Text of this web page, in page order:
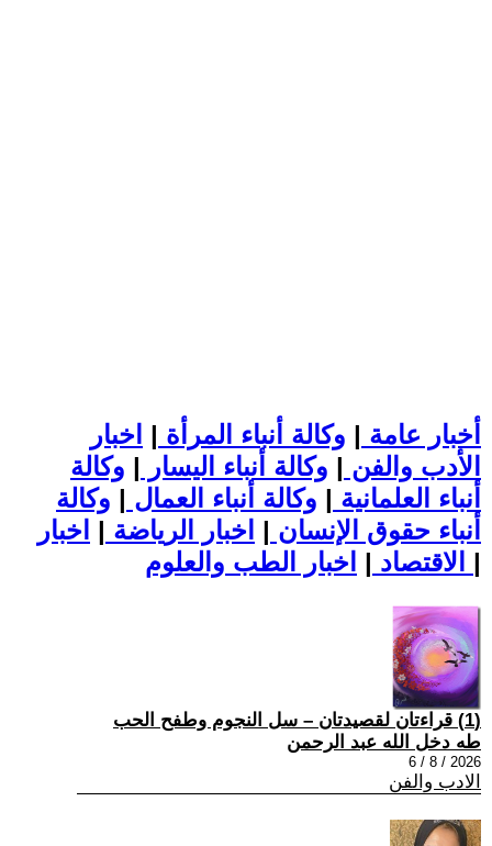
أخبار عامة | وكالة أنباء المرأة | اخبار
الأدب والفن | وكالة أنباء اليسار | وكالة
أنباء العلمانية | وكالة أنباء العمال | وكالة
أنباء حقوق الإنسان | اخبار الرياضة | اخبار
الاقتصاد | |
(1) قراءتان لقصيدتان – سل النجوم وطفح الحب
طه دخل الله عبد الرحمن
2026 / 8 / 6
الادب والفن